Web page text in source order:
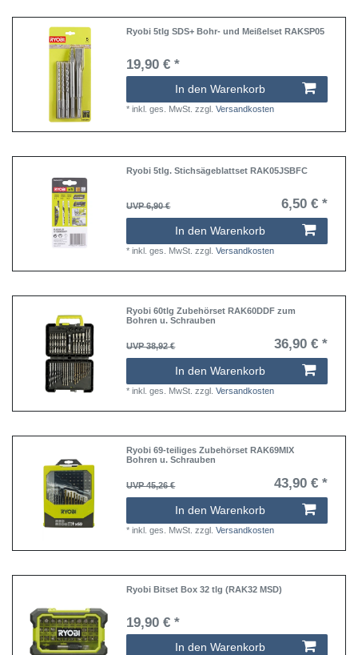
Ryobi 5tlg SDS+ Bohr- und Meißelset RAKSP05
19,90 € *
In den Warenkorb
*inkl. ges. MwSt. zzgl.Versandkosten
Ryobi 5tlg. Stichsägeblattset RAK05JSBFC
UVP 6,90 € 6,50 € *
In den Warenkorb
*inkl. ges. MwSt. zzgl.Versandkosten
Ryobi 60tlg Zubehörset RAK60DDF zum
Bohren u. Schrauben
UVP 38,92 € 36,90 € *
In den Warenkorb
*inkl. ges. MwSt. zzgl.Versandkosten
Ryobi 69-teiliges Zubehörset RAK69MIX
Bohren u. Schrauben
UVP 45,26 € 43,90 € *
In den Warenkorb
*inkl. ges. MwSt. zzgl.Versandkosten
Ryobi Bitset Box 32 tlg (RAK32 MSD)
19,90 € *
In den Warenkorb